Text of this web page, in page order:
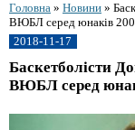
Головна » Новини »
ВЮБЛ серед юнаків
2018-11-17
Баскетболісти
ВЮБЛ серед